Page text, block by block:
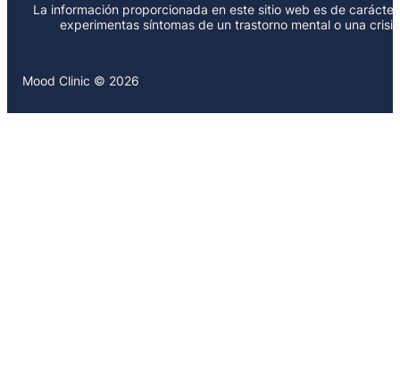
La información proporcionada en este sitio web es de
experimentas síntomas de un trastorno mental o una
Mood Clinic © 2026